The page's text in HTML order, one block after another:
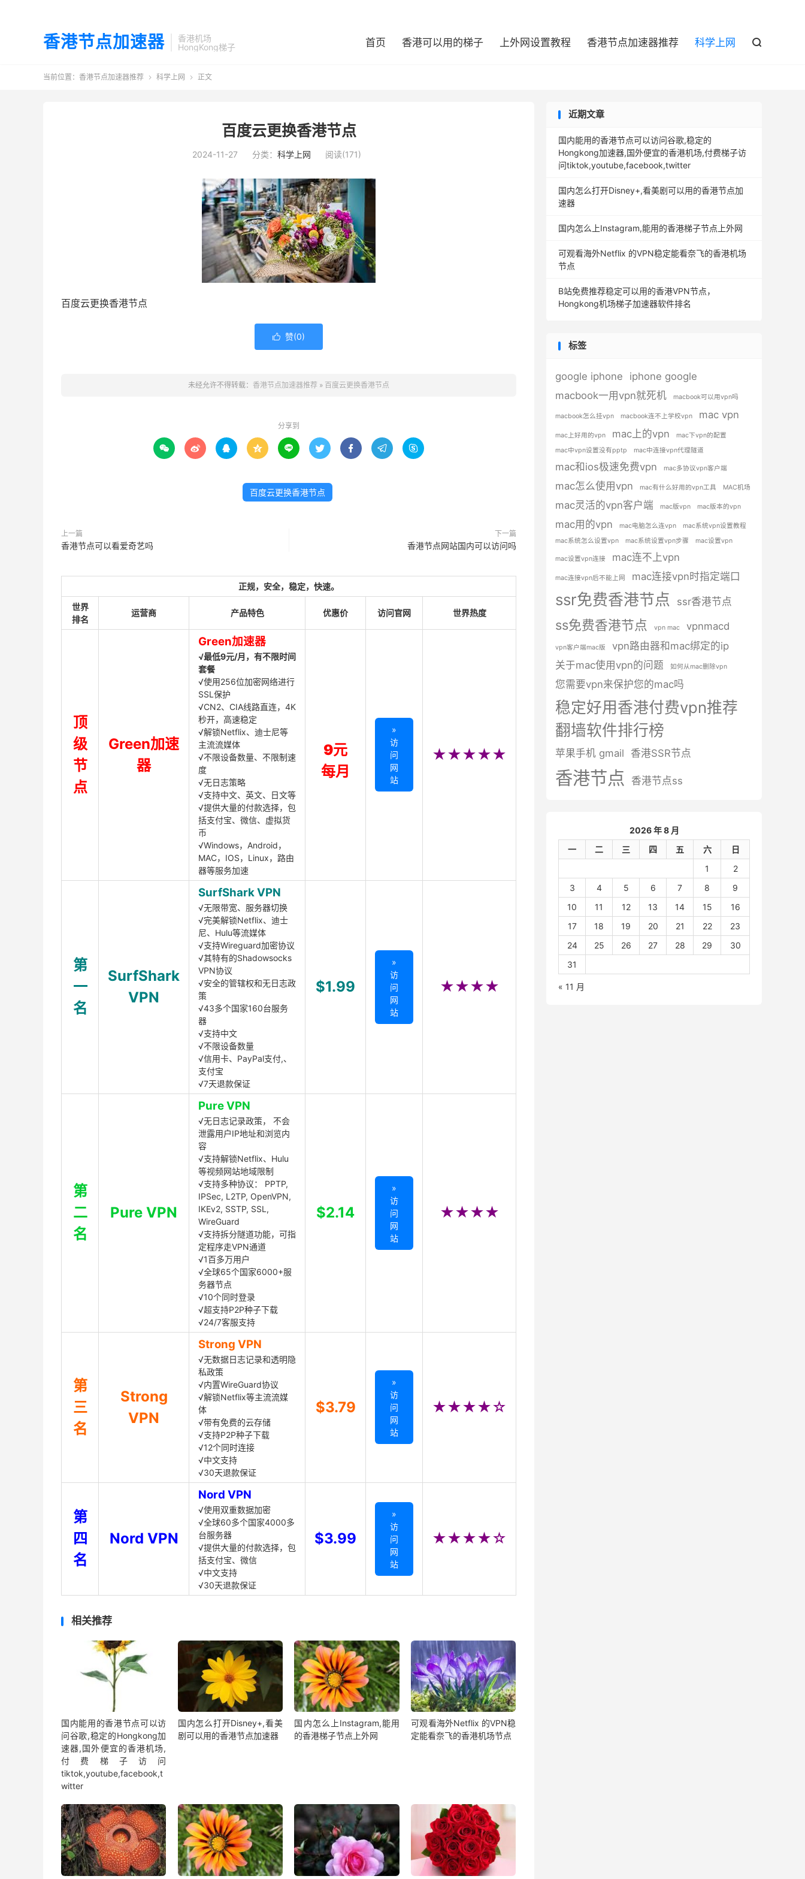
香港节点加速器
香港机场
HongKong梯子
首页 香港可以用的梯子 上外网设置教程 香港节点加速器推荐 科学上网 
当前位置： 香港节点加速器推荐  科学上网  正文
百度云更换香港节点
2024-11-27 分类： 科学上网 阅读(171)
百度云更换香港节点
 赞(0)
未经允许不得转载： 香港节点加速器推荐 » 百度云更换香港节点
分享到
        
百度云更换香港节点
上一篇
香港节点可以看爱奇艺吗
下一篇
香港节点网站国内可以访问吗
正规，安全，稳定，快速。
世界
排名
运营商 产品特色 优惠价 访问官网 世界热度
顶
级
节
点
Green加速
器
Green加速器
√最低9元/月，有不限时间
套餐
√使用256位加密网络进行
SSL保护
√CN2、CIA线路直连，4K
秒开，高速稳定
√解锁Netflix、迪士尼等
主流流媒体
√不限设备数量、不限制速
度
√无日志策略
√支持中文、英文、日文等
√提供大量的付款选择，包
括支付宝、微信、虚拟货
币
√Windows，Android，
MAC，IOS，Linux，路由
器等服务加速
9元
每月
»
访
问
网
站
★★★★★
第
一
名
SurfShark
VPN
SurfShark VPN
√无限带宽、服务器切换
√完美解锁Netflix、迪士
尼、Hulu等流媒体
√支持Wireguard加密协议
√其特有的Shadowsocks
VPN协议
√安全的管辖权和无日志政
策
√43多个国家160台服务
器
√支持中文
√不限设备数量
√信用卡、PayPal支付,、
支付宝
√7天退款保证
$1.99
»
访
问
网
站
★★★★
第
二
名
Pure VPN
Pure VPN
√无日志记录政策， 不会
泄露用户IP地址和浏览内
容
√支持解锁Netflix、Hulu
等视频网站地域限制
√支持多种协议： PPTP,
IPSec, L2TP, OpenVPN,
IKEv2, SSTP, SSL,
WireGuard
√支持拆分隧道功能，可指
定程序走VPN通道
√1百多万用户
√全球65个国家6000+服
务器节点
√10个同时登录
√超支持P2P种子下载
√24/7客服支持
$2.14
»
访
问
网
站
★★★★
第
三
名
Strong
VPN
Strong VPN
√无数据日志记录和透明隐
私政策
√内置WireGuard协议
√解锁Netflix等主流流媒
体
√带有免费的云存储
√支持P2P种子下载
√12个同时连接
√中文支持
√30天退款保证
$3.79
»
访
问
网
站
★★★★☆
第
四
名
Nord VPN
Nord VPN
√使用双重数据加密
√全球60多个国家4000多
台服务器
√提供大量的付款选择，包
括支付宝、微信
√中文支持
√30天退款保证
$3.99
»
访
问
网
站
★★★★☆
相关推荐
国内能用的香港节点可以访
问谷歌,稳定的Hongkong加
速器,国外便宜的香港机场,
付费梯子访问
tiktok,youtube,facebook,t
witter
国内怎么打开Disney+,看美
剧可以用的香港节点加速器
国内怎么上Instagram,能用
的香港梯子节点上外网
可观看海外Netflix 的VPN稳
定能看奈飞的香港机场节点
近期文章
国内能用的香港节点可以访问谷歌,稳定的
Hongkong加速器,国外便宜的香港机场,付费梯子访
问tiktok,youtube,facebook,twitter
国内怎么打开Disney+,看美剧可以用的香港节点加
速器
国内怎么上Instagram,能用的香港梯子节点上外网
可观看海外Netflix 的VPN稳定能看奈飞的香港机场
节点
B站免费推荐稳定可以用的香港VPN节点，
Hongkong机场梯子加速器软件排名
标签
google iphone
iphone google
macbook一用vpn就死机
macbook可以用vpn吗
macbook怎么挂vpn macbook连不上学校vpn mac vpn
mac上好用的vpn mac上的vpn
mac下vpn的配置
mac中vpn设置没有pptp
mac中连接vpn代理隧道
mac和ios极速免费vpn mac多协议vpn客户端
mac怎么使用vpn mac有什么好用的vpn工具 MAC机场
mac灵活的vpn客户端 mac版vpn mac版本的vpn
mac用的vpn mac电脑怎么连vpn
mac系统vpn设置教程
mac系统怎么设置vpn
mac系统设置vpn步骤 mac设置vpn
mac设置vpn连接 mac连不上vpn
mac连接vpn后不能上网 mac连接vpn时指定端口
ssr免费香港节点 ssr香港节点
ss免费香港节点 vpn mac vpnmacd
vpn客户端mac版
vpn路由器和mac绑定的ip
关于mac使用vpn的问题
如何从mac删除vpn
您需要vpn来保护您的mac吗
稳定好用香港付费vpn推荐
翻墙软件排行榜
苹果手机 gmail 香港SSR节点
香港节点 香港节点ss
2026 年 8 月
一
二 三 四 五 六
日
1
2
3
4 5 6 7 8
9
10
11 12 13 14 15
16
17
18 19 20 21 22
23
24
25 26 27 28 29
30
31
« 11 月